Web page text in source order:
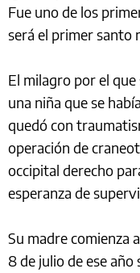
Fue uno de los
será el primer santo
El milagro por el
una niña que se
quedó con
operación de
occipital derecho
esperanza de
Su madre comienza
8 de julio de ese año